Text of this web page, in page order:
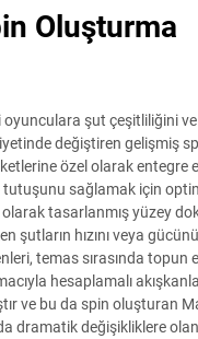
Oluşturma
oyunculara şut çeşitliliğini
değiştiren gelişmiş
özel olarak entegre
tutuşunu sağlamak için
tasarlanmış yüzey
şutların hızını veya
temas sırasında topun
hesaplamalı
ve bu da spin oluşturan
dramatik değişikliklere